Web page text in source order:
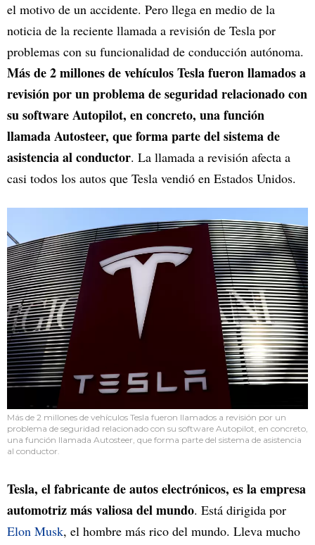
el motivo de un accidente. Pero llega en medio de la
noticia de la reciente llamada a revisión de Tesla por
problemas con su funcionalidad de conducción autónoma.
Más de 2 millones de vehículos Tesla fueron llamados a
revisión por un problema de seguridad relacionado con
su software Autopilot, en concreto, una función
llamada Autosteer, que forma parte del sistema de
asistencia al conductor. La llamada a revisión afecta a
casi todos los autos que Tesla vendió en Estados Unidos.
Más de 2 millones de vehículos Tesla fueron llamados a revisión por un
problema de seguridad relacionado con su software Autopilot, en concreto,
una función llamada Autosteer, que forma parte del sistema de asistencia
al conductor.
Tesla, el fabricante de autos electrónicos, es la empresa
automotriz más valiosa del mundo. Está dirigida por
Elon Musk, el hombre más rico del mundo. Lleva mucho